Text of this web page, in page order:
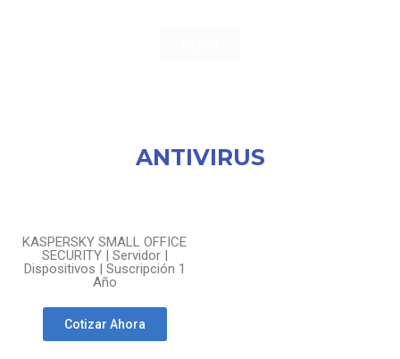
ANTIVIRUS
KASPERSKY SMALL OFFICE
SECURITY | Servidor |
Dispositivos | Suscripción 1
Año
Cotizar Ahora